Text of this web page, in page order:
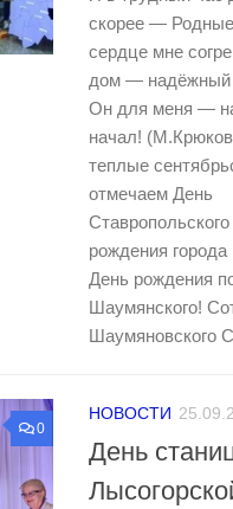
скорее —
сердце мне
дом — надёжный
Он для меня —
начал!
теплые
отмечаем День
рождения города
День рождения
Шаумянского!
Шаумяновского
0
НОВОСТИ
День